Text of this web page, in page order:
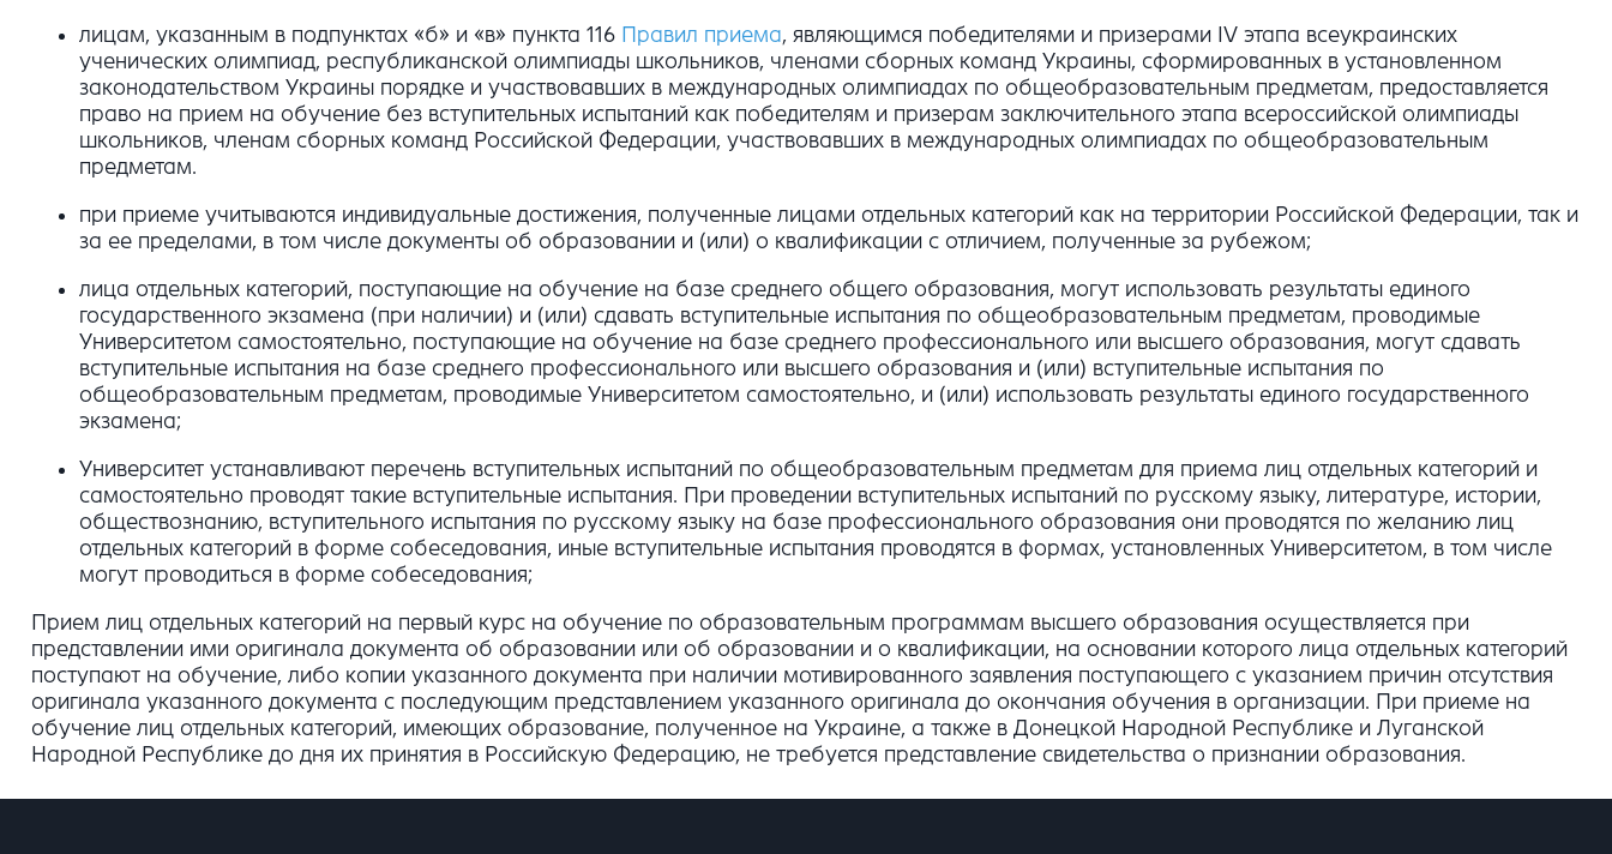
лицам, указанным в подпунктах «б» и «в» пункта 116 Правил приема, являющимся победителями и призерами IV этапа всеукраинских
ученических олимпиад, республиканской олимпиады школьников, членами сборных команд Украины, сформированных в установленном
законодательством Украины порядке и участвовавших в международных олимпиадах по общеобразовательным предметам, предоставляется
право на прием на обучение без вступительных испытаний как победителям и призерам заключительного этапа всероссийской олимпиады
школьников, членам сборных команд Российской Федерации, участвовавших в международных олимпиадах по общеобразовательным
предметам.
при приеме учитываются индивидуальные достижения, полученные лицами отдельных категорий как на территории Российской Федерации, так и
за ее пределами, в том числе документы об образовании и (или) о квалификации с отличием, полученные за рубежом;
лица отдельных категорий, поступающие на обучение на базе среднего общего образования, могут использовать результаты единого
государственного экзамена (при наличии) и (или) сдавать вступительные испытания по общеобразовательным предметам, проводимые
Университетом самостоятельно, поступающие на обучение на базе среднего профессионального или высшего образования, могут сдавать
вступительные испытания на базе среднего профессионального или высшего образования и (или) вступительные испытания по
общеобразовательным предметам, проводимые Университетом самостоятельно, и (или) использовать результаты единого государственного
экзамена;
Университет устанавливают перечень вступительных испытаний по общеобразовательным предметам для приема лиц отдельных категорий и
самостоятельно проводят такие вступительные испытания. При проведении вступительных испытаний по русскому языку, литературе, истории,
обществознанию, вступительного испытания по русскому языку на базе профессионального образования они проводятся по желанию лиц
отдельных категорий в форме собеседования, иные вступительные испытания проводятся в формах, установленных Университетом, в том числе
могут проводиться в форме собеседования;
Прием лиц отдельных категорий на первый курс на обучение по образовательным программам высшего образования осуществляется при
представлении ими оригинала документа об образовании или об образовании и о квалификации, на основании которого лица отдельных категорий
поступают на обучение, либо копии указанного документа при наличии мотивированного заявления поступающего с указанием причин отсутствия
оригинала указанного документа с последующим представлением указанного оригинала до окончания обучения в организации. При приеме на
обучение лиц отдельных категорий, имеющих образование, полученное на Украине, а также в Донецкой Народной Республике и Луганской
Народной Республике до дня их принятия в Российскую Федерацию, не требуется представление свидетельства о признании образования.